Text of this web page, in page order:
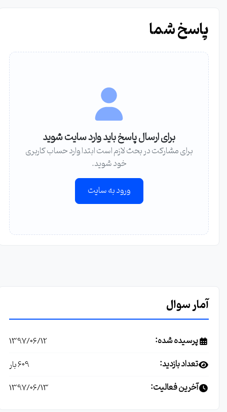
پاسخ شما
برای ارسال پاسخ باید وارد سایت شوید
برای مشارکت در بحث لازم است ابتدا وارد حساب کاربری
خود شوید.
ورود به سایت
آمار سوال
پرسیده شده: 1397/06/12
تعداد بازدید: 609 بار
آخرین فعالیت: 1397/06/13